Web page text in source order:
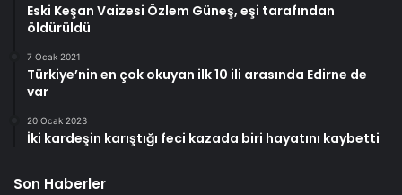
Eski Keşan Vaizesi Özlem Güneş, eşi tarafından
öldürüldü
7 Ocak 2021
Türkiye’nin en çok okuyan ilk 10 ili arasında Edirne de
var
20 Ocak 2023
İki kardeşin karıştığı feci kazada biri hayatını kaybetti
Son Haberler